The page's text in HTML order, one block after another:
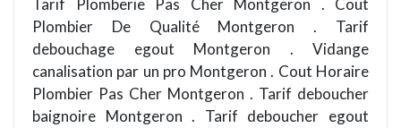
Tarif Plomberie Pas Cher Montgeron . Cout
Plombier De Qualité Montgeron . Tarif
debouchage egout Montgeron . Vidange
canalisation par un pro Montgeron . Cout Horaire
Plombier Pas Cher Montgeron . Tarif deboucher
baignoire Montgeron . Tarif deboucher egout